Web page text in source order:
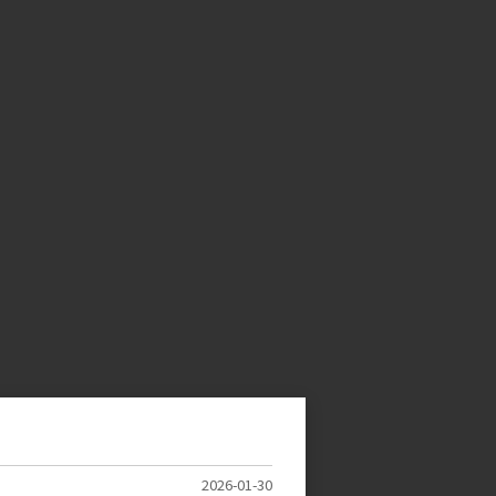
2026-01-30